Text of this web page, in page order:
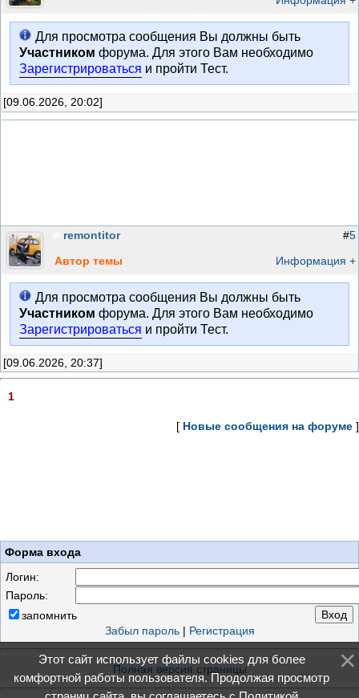
Для просмотра сообщения Вы должны быть
Участником форума. Для этого Вам необходимо
Зарегистрироваться и пройти Тест.
[09.06.2026, 20:02]
remontitor
Автор темы
#5
Информация +
Для просмотра сообщения Вы должны быть
Участником форума. Для этого Вам необходимо
Зарегистрироваться и пройти Тест.
[09.06.2026, 20:37]
1
[ Новые сообщения на форуме ]
Форма входа
Логин:
Пароль:
запомнить
Забыл пароль| Регистрация
Полная версия страницы
Этот сайт использует файлы cookies для более
комфортной работы пользователя. Продолжая просмотр